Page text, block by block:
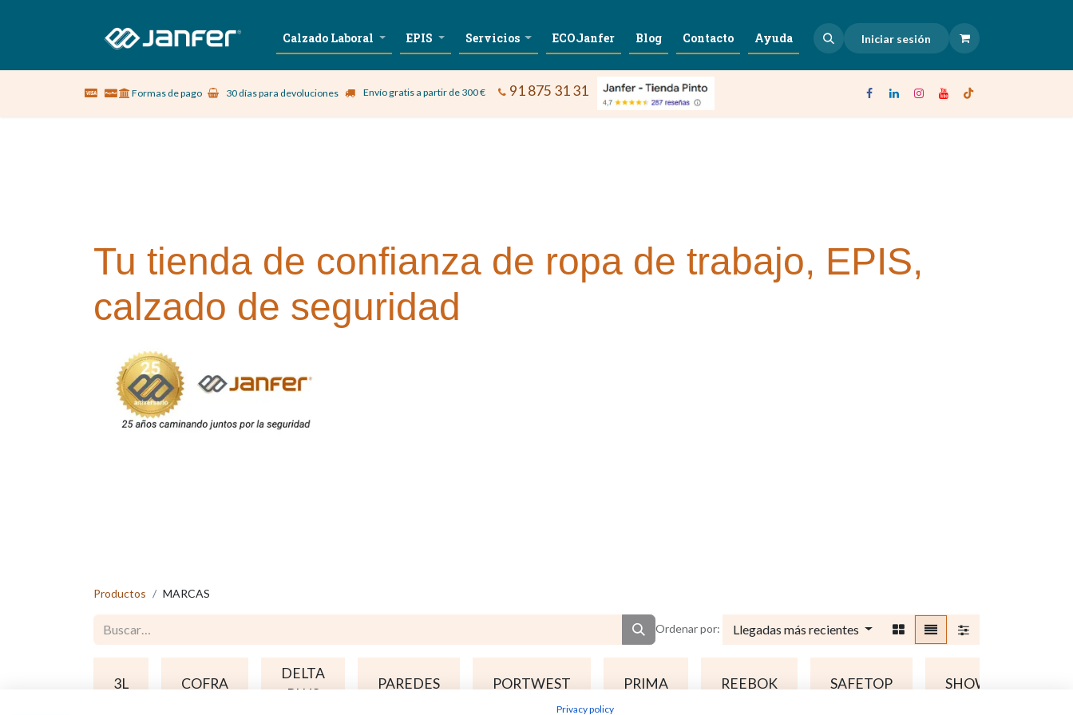
Sobre nosotros Vestuario Laboral Calzado Laboral EPIS Servicios ECOJanfer Blog Contacto Ayuda Iniciar sesión
Formas de pago 30 días para devoluciones Envío gratis a partir de 300 € 91 875 31 31
Tu tienda de confianza de ropa de trabajo, EPIS,
calzado de seguridad
Productos MARCAS
Ordenar por: Llegadas más recientes
3L COFRA
DELTA
PLUS
PAREDES PORTWEST PRIMA REEBOK SAFETOP SHOWA
Privacy policy